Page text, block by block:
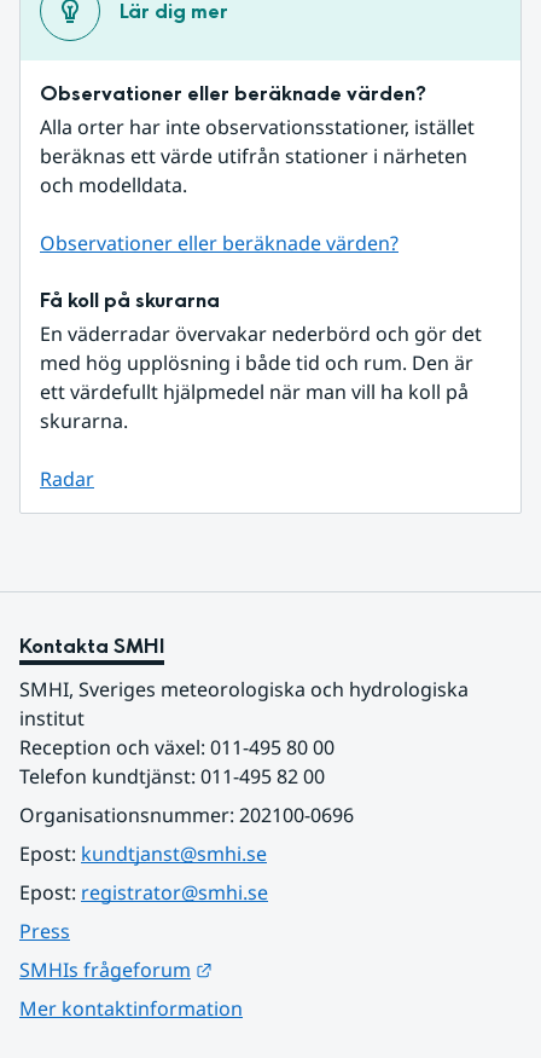
Lär dig mer
Observationer eller beräknade värden?
Alla orter har inte observationsstationer, istället
beräknas ett värde utifrån stationer i närheten
och modelldata.
Observationer eller beräknade värden?
Få koll på skurarna
En väderradar övervakar nederbörd och gör det
med hög upplösning i både tid och rum. Den är
ett värdefullt hjälpmedel när man vill ha koll på
skurarna.
Radar
Kontakta SMHI
SMHI, Sveriges meteorologiska och hydrologiska
institut
Reception och växel: 011-495 80 00
Telefon kundtjänst: 011-495 82 00
Organisationsnummer: 202100-0696
Epost: kundtjanst@smhi.se
Epost: registrator@smhi.se
Press
SMHIs frågeforum
Mer kontaktinformation